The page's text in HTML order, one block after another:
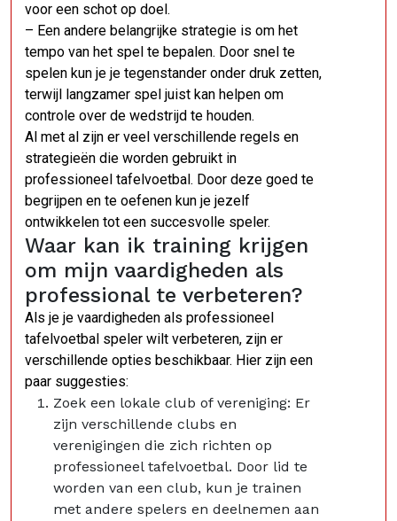
voor een schot op doel.
– Een andere belangrijke strategie is om het
tempo van het spel te bepalen. Door snel te
spelen kun je je tegenstander onder druk zetten,
terwijl langzamer spel juist kan helpen om
controle over de wedstrijd te houden.
Al met al zijn er veel verschillende regels en
strategieën die worden gebruikt in
professioneel tafelvoetbal. Door deze goed te
begrijpen en te oefenen kun je jezelf
ontwikkelen tot een succesvolle speler.
Waar kan ik training krijgen
om mijn vaardigheden als
professional te verbeteren?
Als je je vaardigheden als professioneel
tafelvoetbal speler wilt verbeteren, zijn er
verschillende opties beschikbaar. Hier zijn een
paar suggesties:
Zoek een lokale club of vereniging: Er
zijn verschillende clubs en
verenigingen die zich richten op
professioneel tafelvoetbal. Door lid te
worden van een club, kun je trainen
met andere spelers en deelnemen aan